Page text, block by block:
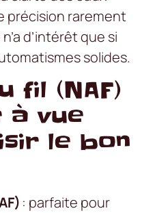
précision rarement
d’intérêt que si
solides.
fil (NAF)
à vue
le bon
: parfaite pour